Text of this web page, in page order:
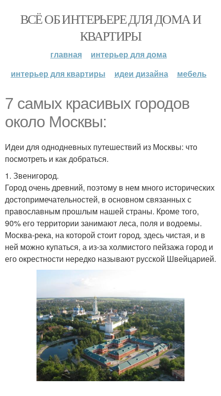
ВСЁ ОБ ИНТЕРЬЕРЕ ДЛЯ ДОМА И
КВАРТИРЫ
главная
интерьер для дома
интерьер для квартиры
идеи дизайна мебель
7 самых красивых городов
около Москвы:
Идеи для однодневных путешествий из Москвы: что
посмотреть и как добраться.
1. Звенигород.
Город очень древний, поэтому в нем много исторических
достопримечательностей, в основном связанных с
православным прошлым нашей страны. Кроме того,
90% его территории занимают леса, поля и водоемы.
Москва-река, на которой стоит город, здесь чистая, и в
ней можно купаться, а из-за холмистого пейзажа город и
его окрестности нередко называют русской Швейцарией.